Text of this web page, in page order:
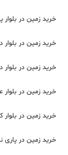
خرید زمین در بلوار
خرید زمین در بلوار
خرید زمین در بلوار
خرید زمین در
خرید زمین در بلوار
خرید زمین در پاری